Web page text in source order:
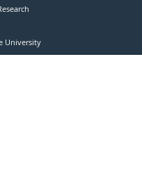
University